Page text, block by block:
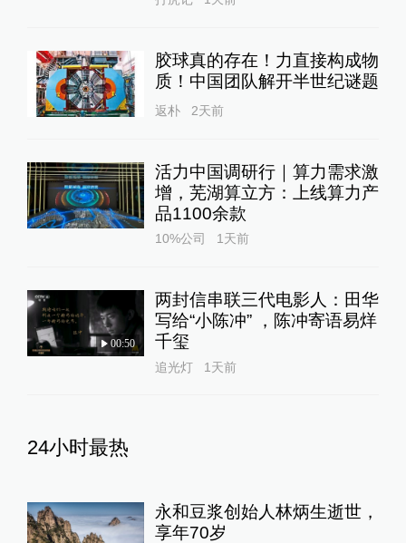
胶球真的存在！力直接构成物
质！中国团队解开半世纪谜题
返朴 2天前
活力中国调研行｜算力需求激
增，芜湖算立方：上线算力产
品1100余款
10%公司 1天前
00:50
两封信串联三代电影人：田华
写给“小陈冲” ，陈冲寄语易烊
千玺
追光灯 1天前
24小时最热
永和豆浆创始人林炳生逝世，
享年70岁